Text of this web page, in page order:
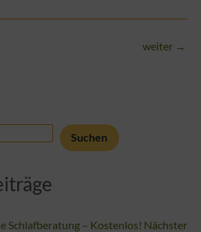
weiter →
Suchen
Schlafberatung – Kostenlos! Nächster